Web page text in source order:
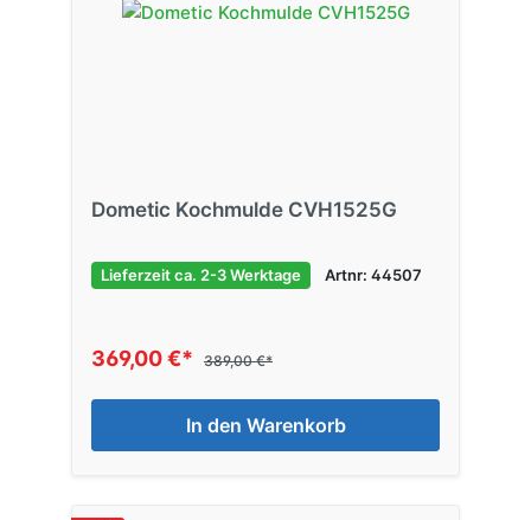
Dometic Kochmulde CVH1525G
Lieferzeit ca. 2-3 Werktage Artnr: 44507
369,00 €* 389,00 €*
In den Warenkorb